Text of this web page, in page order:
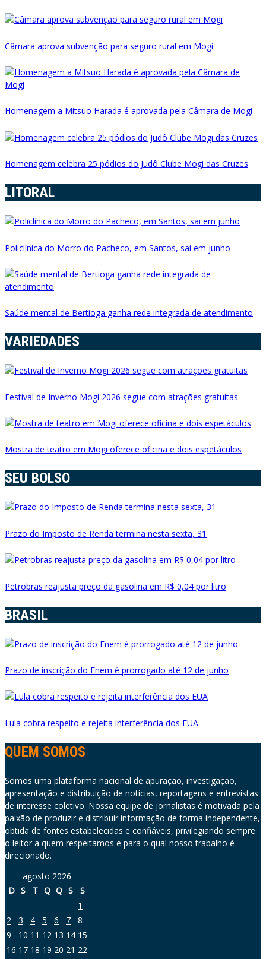
Câmara aprova subvenção para seguro rural em Mogi
Homenagem a Mitsuo Harada é aprovada pela Câmara de Mogi
Homenagem celebra 25 pódios do Judô Clube Mogi das Cruzes
LITORAL
Policlínica do Morro do Pacheco, em Santos, sai em junho
Saúde mental de Bertioga ganha rede integrada de atendimento
VARIEDADES
Festival de Inverno Mogi 2026 segue com atrações gratuitas
Mostra de teatro em Mogi oferece oficina e dois espetáculos
SEU BOLSO
Prazo do Imposto de Renda termina nesta sexta, 31
Petrobras reajusta preço da gasolina em R$ 0,04 por litro
BRASIL
Prazo de inscrição do Enem é prorrogado até 12 de junho
Lula cobra respeito e rejeita interferência dos EUA
QUEM SOMOS
Somos uma plataforma nacional de apuração, investigação,
apresentação e distribuição de notícias, reportagens e entrevistas
de interesse coletivo. Nossa equipe de jornalistas é motivada pela
paixão de produzir e distribuir informação de forma independente,
obtida de fontes estabelecidas e confiáveis, privilegiando sempre
o leitor a quem respeitamos e para o qual nosso trabalho é
direcionado.
agosto 2026
D S T Q Q S
S
1
2
3 4 5 6 7
8
9
10 11 12 13 14 15
16 17 18 19 20 21 22